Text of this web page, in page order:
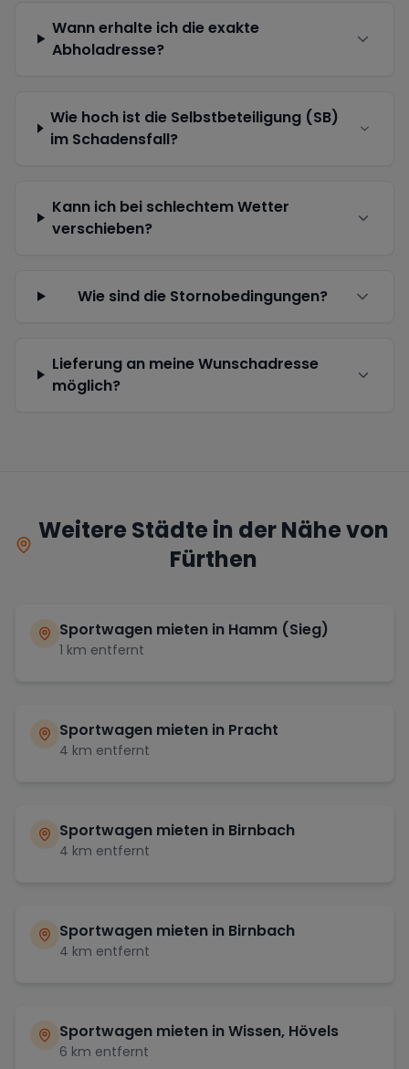
Wann erhalte ich die exakte
Abholadresse?
Wie hoch ist die Selbstbeteiligung (SB)
im Schadensfall?
Kann ich bei schlechtem Wetter
verschieben?
Wie sind die Stornobedingungen?
Lieferung an meine Wunschadresse
möglich?
Weitere Städte in der Nähe von
Fürthen
Sportwagen mieten in Hamm (Sieg)
1 km entfernt
Sportwagen mieten in Pracht
4 km entfernt
Sportwagen mieten in Birnbach
4 km entfernt
Sportwagen mieten in Birnbach
4 km entfernt
Sportwagen mieten inWissen, Hövels
6 km entfernt